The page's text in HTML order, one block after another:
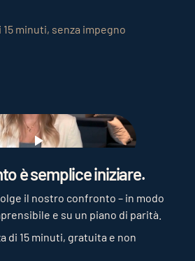
minuti, senza impegno
Play
è semplice iniziare.
il nostro confronto – in modo
e su un piano di parità.
di 15 minuti, gratuita e non